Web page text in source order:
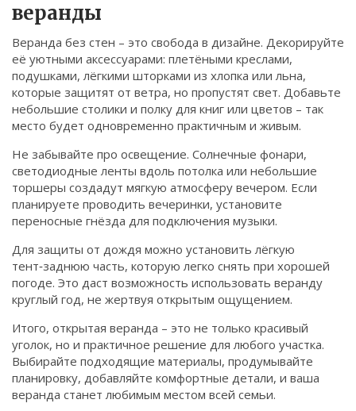
веранды
Веранда без стен – это свобода в дизайне. Декорируйте
её уютными аксессуарами: плетёными креслами,
подушками, лёгкими шторками из хлопка или льна,
которые защитят от ветра, но пропустят свет. Добавьте
небольшие столики и полку для книг или цветов – так
место будет одновременно практичным и живым.
Не забывайте про освещение. Солнечные фонари,
светодиодные ленты вдоль потолка или небольшие
торшеры создадут мягкую атмосферу вечером. Если
планируете проводить вечеринки, установите
переносные гнёзда для подключения музыки.
Для защиты от дождя можно установить лёгкую
тент‑заднюю часть, которую легко снять при хорошей
погоде. Это даст возможность использовать веранду
круглый год, не жертвуя открытым ощущением.
Итого, открытая веранда – это не только красивый
уголок, но и практичное решение для любого участка.
Выбирайте подходящие материалы, продумывайте
планировку, добавляйте комфортные детали, и ваша
веранда станет любимым местом всей семьи.